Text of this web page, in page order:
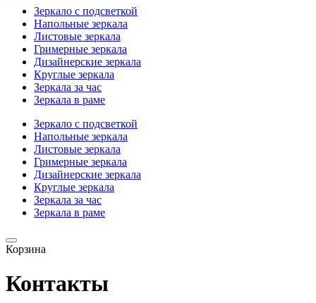
Зеркало с подсветкой
Напольные зеркала
Листовые зеркала
Гримерные зеркала
Дизайнерские зеркала
Круглые зеркала
Зеркала за час
Зеркала в раме
Зеркало с подсветкой
Напольные зеркала
Листовые зеркала
Гримерные зеркала
Дизайнерские зеркала
Круглые зеркала
Зеркала за час
Зеркала в раме
Корзина
Контакты